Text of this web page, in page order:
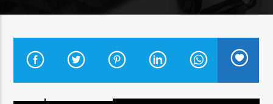
CURRENT TRACK
ARARA AZUL FM 96,9